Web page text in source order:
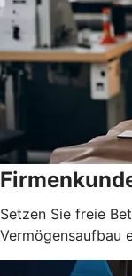
Setzen Sie freie
Vermögensaufbau